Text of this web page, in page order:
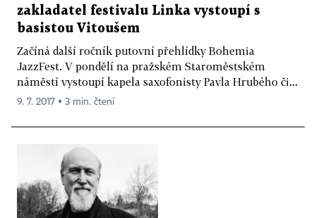
zakladatel festivalu Linka vystoupí s
basistou Vitoušem
Začíná další ročník putovní přehlídky Bohemia
JazzFest. V pondělí na pražském Staroměstském
náměstí vystoupí kapela saxofonisty Pavla Hrubého či...
9. 7. 2017 ▪ 3 min. čtení